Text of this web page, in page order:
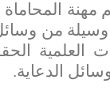
وسيلة من
العلمية
الدعاية.